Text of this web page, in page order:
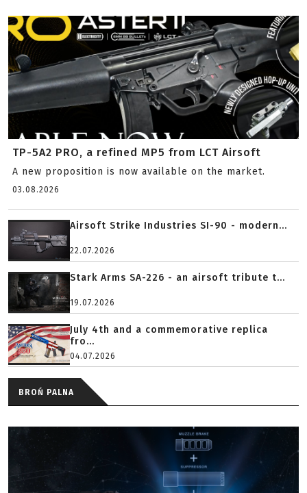
TP-5A2 PRO, a refined MP5 from LCT Airsoft
A new proposition is now available on the market.
03.08.2026
Airsoft Strike Industries SI-90 - modern...
22.07.2026
Stark Arms SA-226 - an airsoft tribute t...
19.07.2026
July 4th and a commemorative replica
fro...
04.07.2026
BROŃ PALNA